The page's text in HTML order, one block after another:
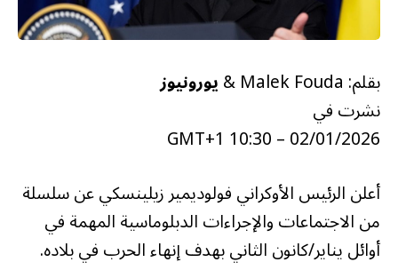
بقلم: Malek Fouda &
يورونيوز
نشرت في
02/01/2026 – 10:30 GMT+1
أعلن الرئيس الأوكراني فولوديمير زيلينسكي عن سلسلة
من الاجتماعات والإجراءات الدبلوماسية المهمة في
أوائل يناير/كانون الثاني بهدف إنهاء الحرب في بلاده.